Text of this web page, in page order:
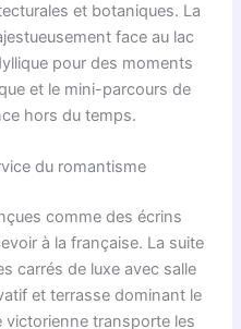
et botaniques. La
face au lac
pour des moments
et le mini-parcours de
hors du temps.
du romantisme
comme des écrins
à la française. La suite
carrés de luxe avec salle
et terrasse dominant le
victorienne transporte les